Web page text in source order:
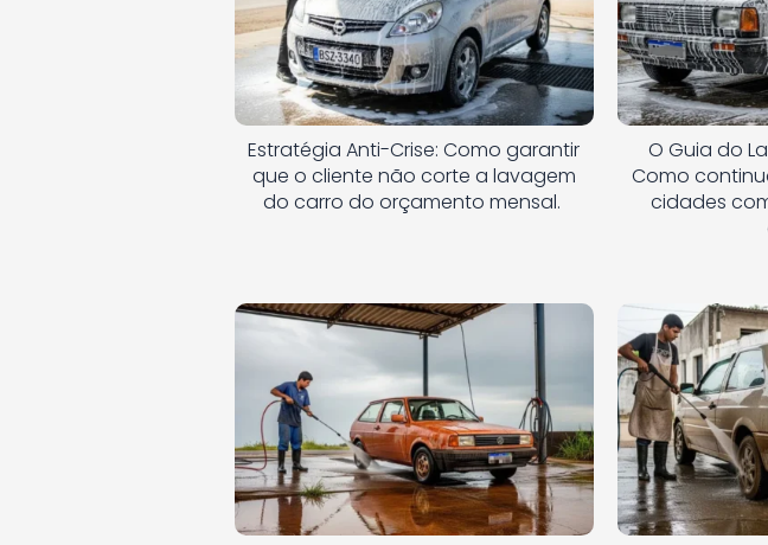
Estratégia Anti-Crise: Como garantir
que o cliente não corte a lavagem
do carro do orçamento mensal.
O Guia do
Como
cidades